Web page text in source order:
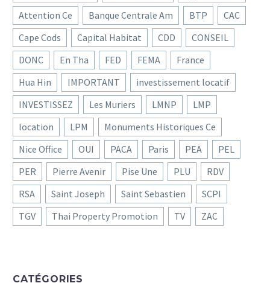
Attention Ce
Banque Centrale Am BTP
CAC
Cape Cods
Capital Habitat CDD
CONSEIL
DONC
En Tha FED FEMA
France
Hua Hin
IMPORTANT
investissement locatif
INVESTISSEZ
Les Muriers LMNP
LMP
location
LPM
Monuments Historiques Ce
Nice Office
OUI PACA Paris PEA
PEL
PER
Pierre Avenir Pise Une PLU
RDV
RSA
Saint Joseph Saint Sebastien
SCPI
TGV
Thai Property Promotion TV ZAC
CATÉGORIES